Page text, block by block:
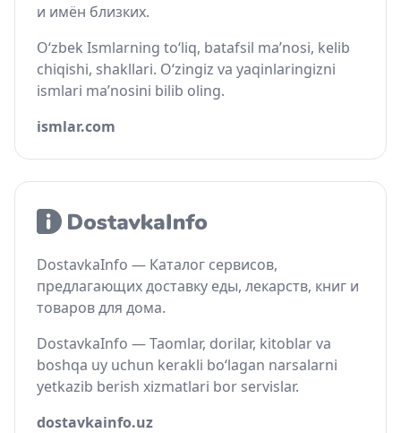
и имён близких.
O‘zbek Ismlarning to‘liq, batafsil ma’nosi, kelib
chiqishi, shakllari. O‘zingiz va yaqinlaringizni
ismlari ma’nosini bilib oling.
ismlar.com
DostavkaInfo — Каталог сервисов,
предлагающих доставку еды, лекарств, книг и
товаров для дома.
DostavkaInfo — Taomlar, dorilar, kitoblar va
boshqa uy uchun kerakli bo‘lagan narsalarni
yetkazib berish xizmatlari bor servislar.
dostavkainfo.uz